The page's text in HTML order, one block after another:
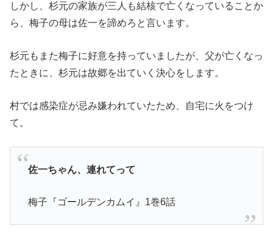
しかし、杉元の家族が三人も結核で亡くなっていることか
ら、梅子の母は佐一を諦めろと言います。
杉元もまた梅子に好意を持っていましたが、父が亡くなっ
たときに、杉元は故郷を出ていく決心をします。
村では感染症が忌み嫌われていたため、自宅に火をつけ
て。
佐一ちゃん、連れてって
梅子『ゴールデンカムイ』1巻6話